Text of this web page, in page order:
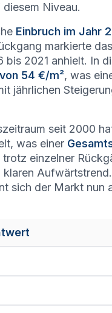
Niveau.
Einbruch im Jahr
markierte
2021 anhielt. In
54 €/m², was
jährlichen
seit 2000
was einer
einzelner
klaren
sich der Markt nun